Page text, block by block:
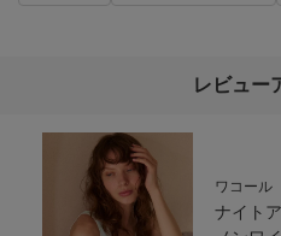
レビュー
ワコール
ナイト